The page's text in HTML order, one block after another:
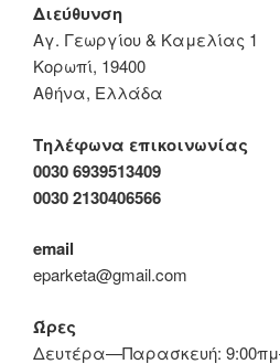
Διεύθυνση
Αγ. Γεωργίου & Καμελίας 1
Κορωπί, 19400
Αθήνα, Ελλάδα
Τηλέφωνα επικοινωνίας
0030 6939513409
0030 2130406566
email
eparketa@gmail.com
Ώρες
Δευτέρα—Παρασκευή: